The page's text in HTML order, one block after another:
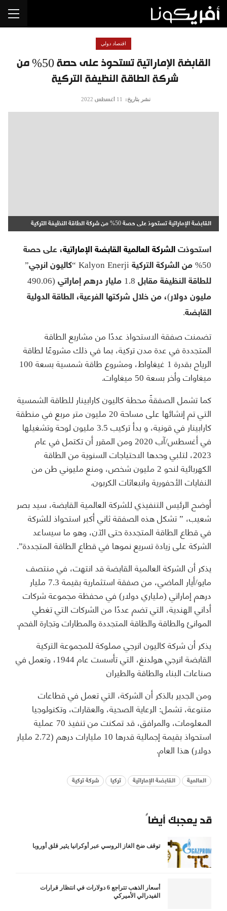
القابضة الإماراتية تستحوذ على حصة 50% من
شركة الطاقة النظيفة التركية
اقتصاد دولي
نشر بتاريخ: 11 أغسطس 2022
القابضة الإماراتية تستحوذ على حصة 50% من شركة الطاقة النظيفة التركية
استحوذت الشركة العالمية القابضة الإماراتية، على حصة
50% من الشركة التركية Kalyon Enerji “كاليون انرجي”
للطاقة النظيفة مقابل 1.8 مليار درهم إماراتي (490.06
مليون دولار)، من خلال شركتها الفرعية، الطاقة الدولية
القابضة.
تضمنت صفقة الاستحواذ عددًا من مشاريع الطاقة
المتجددة في عدة مدن تركية، بما في ذلك مشروعًا لطاقة
الرياح بقدرة 1 غيغاواط، ومشروع طاقة شمسية بسعة 100
ميغاوات وأخر بسعة 50 ميغاوات.
كما تشمل الصفقةً محطة كاليون كارابينار للطاقة الشمسية
التي تم إنشائها على مساحة 20 مليون متر مربع في منطقة
كارابينار في قونية، و بدأ تركيب 3.5 مليون لوحة وتشغيلها
في أغسطس/آب 2020 ومن المقرر أن تكتمل في عام
2023، لتلبي وحدها الاحتياجات السنوية من الطاقة
الكهربائية لنحو 2 مليون شخص، ومنع مليوني طن من
النفايات الأحفورية وانبعاثات الكربون.
أوضح الرئيس التنفيذي للشركة العالمية القابضة، سيد بصر
شعيب، ” تشكل هذه الصفقة ثاني أكبر استحواذ للشركة
في قطاع الطاقة المتجددة حتى الآن، وهو ما سيساعد
الشركة على زيادة تسريع نموها في قطاع الطاقة المتجددة”.
يذكر أن الشركة العالمية القابضة قد انتهت، في منتصف
مايو/أيار الماضي، من صفقة استثمارية بقيمة 7.3 مليار
درهم إماراتي (ملياري دولار) في محفظة مجموعة شركات
أداني الهندية، التي تضم عددًا من الشركات التي تغطي
الموانئ والطاقة والطاقة المتجددة والمطارات وتجارة الفحم.
يذكر أن شركة كاليون انرجي مملوكة للمجموعة التركية
القابضة انرجي هولدنغ، التي تأسست عام 1944، وتعمل في
صناعات البناء والطاقة والطيران
ومن الجدير بالذكر أن الشركة، التي تعمل في قطاعات
متنوعة، تشمل: الرعاية الصحية، والعقارات، وتكنولوجيا
المعلومات، والمرافق، قد تمكنت من تنفيذ 70 عملية
استحواذ بقيمة إجمالية قدرها 10 مليارات درهم (2.72 مليار
دولار) هذا العام.
العالمية القابضة الإماراتية تركيا شركة تركية
قد يعجبك أيضاً
توقف ضخ الغاز الروسي عبر أوكرانيا يثير قلق أوروبا
أسعار الذهب تتراجع 6 دولارات في انتظار قرارات
الفيدرالي الأميركي